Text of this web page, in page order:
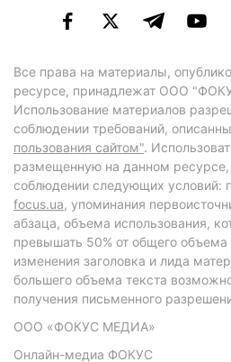
Все права на материалы,
ресурсе, принадлежат ООО
Использование материалов
соблюдении требований,
пользования сайтом".
размещенную на данном
соблюдении следующих условий:
focus.ua, упоминания
абзаца, объема использования,
превышать 50% от общего объема
изменения заголовка и лида
большего объема текста
получения письменного
ООО «ФОКУС МЕДИА»
Онлайн-медиа ФОКУС